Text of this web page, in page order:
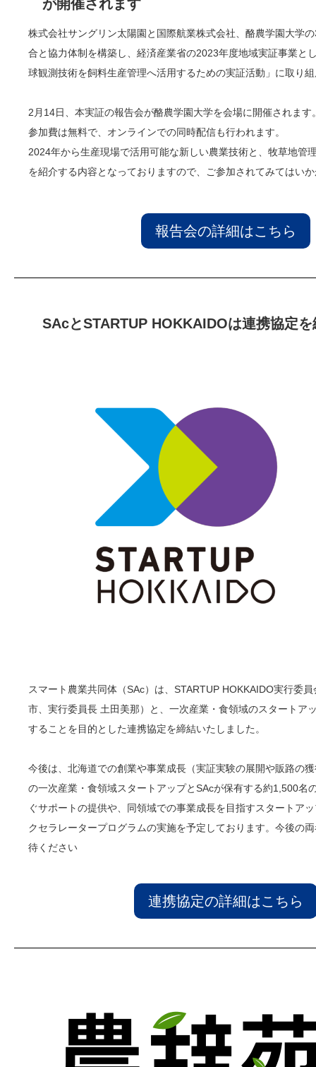
が開催されます
株式会社サングリン太陽園と国際航業株式会社、酪農学園大学
合と協力体制を構築し、経済産業省の2023年度地域実証事業と
球観測技術を飼料生産管理へ活用するための実証活動」に取り
2月14日、本実証の報告会が酪農学園大学を会場に開催されます
参加費は無料で、オンラインでの同時配信も行われます。
2024年から生産現場で活用可能な新しい農業技術と、牧草地管
を紹介する内容となっておりますので、ご参加されてみてはい
報告会の詳細はこちら
SAcとSTARTUP HOKKAIDOは連携協定
スマート農業共同体（SAc）は、STARTUP HOKKAIDO実行委
市、実行委員長 土田美那）と、一次産業・食領域のスタートア
することを目的とした連携協定を締結いたしました。
今後は、北海道での創業や事業成長（実証実験の展開や販路の
の一次産業・食領域スタートアップとSAcが保有する約1,500名
ぐサポートの提供や、同領域での事業成長を目指すスタートア
クセラレータープログラムの実施を予定しております。今後の
待ください
連携協定の詳細はこちら